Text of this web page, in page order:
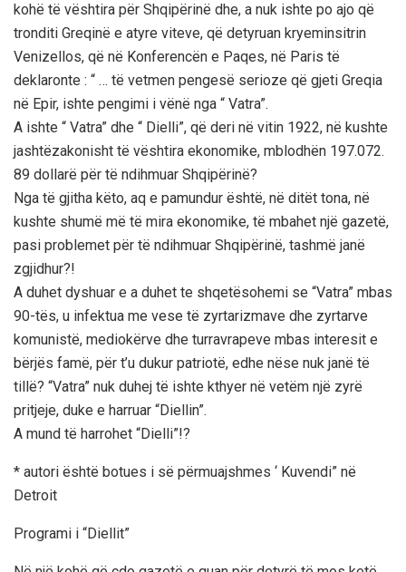
kohë të vështira për Shqipërinë dhe, a nuk ishte po ajo që
tronditi Greqinë e atyre viteve, që detyruan kryeminsitrin
Venizellos, që në Konferencën e Paqes, në Paris të
deklaronte : “ … të vetmen pengesë serioze që gjeti Greqia
në Epir, ishte pengimi i vënë nga “ Vatra”.
A ishte “ Vatra” dhe “ Dielli”, që deri në vitin 1922, në kushte
jashtëzakonisht të vështira ekonomike, mblodhën 197.072.
89 dollarë për të ndihmuar Shqipërinë?
Nga të gjitha këto, aq e pamundur është, në ditët tona, në
kushte shumë më të mira ekonomike, të mbahet një gazetë,
pasi problemet për të ndihmuar Shqipërinë, tashmë janë
zgjidhur?!
A duhet dyshuar e a duhet te shqetësohemi se “Vatra” mbas
90-tës, u infektua me vese të zyrtarizmave dhe zyrtarve
komunistë, mediokërve dhe turravrapeve mbas interesit e
bërjës famë, për t’u dukur patriotë, edhe nëse nuk janë të
tillë? “Vatra” nuk duhej të ishte kthyer në vetëm një zyrë
pritjeje, duke e harruar “Diellin”.
A mund të harrohet “Dielli”!?
* autori është botues i së përmuajshmes ‘ Kuvendi” në
Detroit
Programi i “Diellit”